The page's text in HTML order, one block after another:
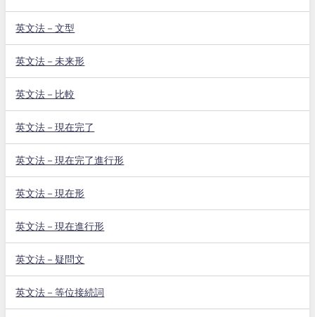
英文法－文型
英文法－未来形
英文法－比較
英文法－現在完了
英文法－現在完了進行形
英文法－現在形
英文法－現在進行形
英文法－疑問文
英文法－等位接続詞